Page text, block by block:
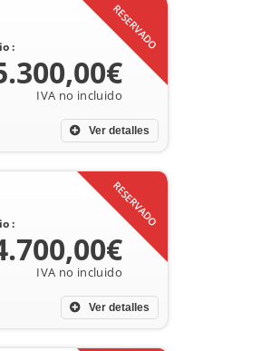
RESERVADO
Ver detalles
:
RESERVADO
Ver detalles
: